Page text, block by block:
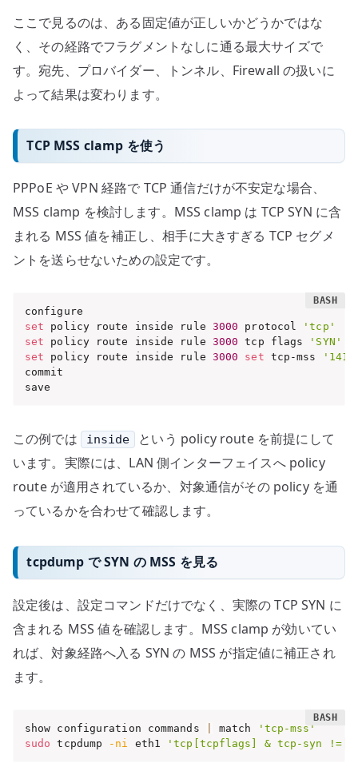
ここで見るのは、ある固定値が正しいかどうかではな
く、その経路でフラグメントなしに通る最大サイズで
す。宛先、プロバイダー、トンネル、Firewall の扱いに
よって結果は変わります。
TCP MSS clamp を使う
PPPoE や VPN 経路で TCP 通信だけが不安定な場合、
MSS clamp を検討します。MSS clamp は TCP SYN に含
まれる MSS 値を補正し、相手に大きすぎる TCP セグメ
ントを送らせないための設定です。
set policy route inside rule 3000 protocol
'tcp'
set policy route inside rule 3000 tcp flags
'SYN'
set policy route inside rule 3000 set tcp-mss
commit
save
この例では inside
という policy route を前提にして
います。実際には、LAN 側インターフェイスへ policy
route が適用されているか、対象通信がその policy を通
っているかを合わせて確認します。
tcpdump で SYN の MSS を見る
設定後は、設定コマンドだけでなく、実際の TCP SYN に
含まれる MSS 値を確認します。MSS clamp が効いてい
れば、対象経路へ入る SYN の MSS が指定値に補正され
ます。
show configuration commands match
'tcp-mss'
sudo tcpdump -ni eth1 'tcp[tcpflags] & tcp-syn !=